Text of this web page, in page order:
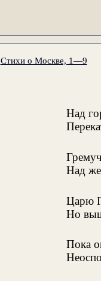
Стихи о Москве, 1—9
Над
Над
Царю
Но
Пока